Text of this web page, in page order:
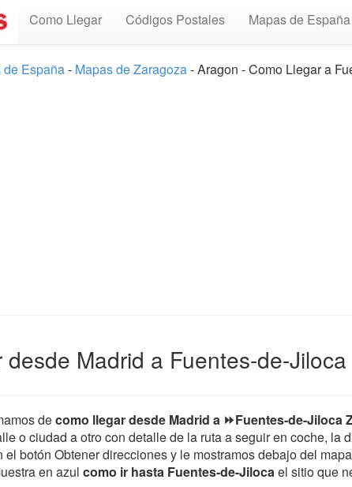
Como Llegar Códigos Postales Mapas de España
de España- Mapas de Zaragoza- Aragon - Como Llegar a
desde Madrid a Fuentes-de-
decomo llegar desde Madrid a ⏩Fuentes-de-Jiloca
o ciudad a otro con detalle de la ruta a seguir en coche, la
botón Obtener direcciones y le mostramos debajo del
en azul como ir hasta Fuentes-de-Jilocael sitio que